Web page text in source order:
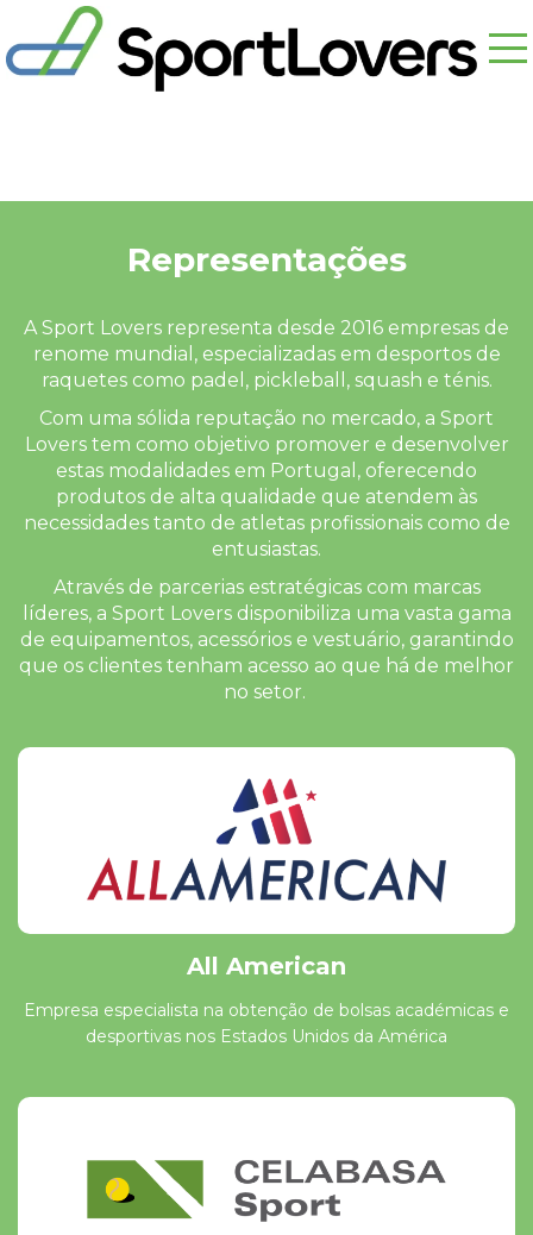
Representações
A Sport Lovers representa desde 2016 empresas de
renome mundial, especializadas em desportos de
raquetes como padel, pickleball, squash e ténis.
Com uma sólida reputação no mercado, a Sport
Lovers tem como objetivo promover e desenvolver
estas modalidades em Portugal, oferecendo
produtos de alta qualidade que atendem às
necessidades tanto de atletas profissionais como de
entusiastas.
Através de parcerias estratégicas com marcas
líderes, a Sport Lovers disponibiliza uma vasta gama
de equipamentos, acessórios e vestuário, garantindo
que os clientes tenham acesso ao que há de melhor
no setor.
All American
Empresa especialista na obtenção de bolsas académicas e
desportivas nos Estados Unidos da América